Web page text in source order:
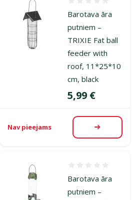
Barotava āra
putniem –
TRIXIE Fat ball
feeder with
roof, 11*25*10
cm, black
Cena
5,99 €
Nav pieejams Apskatīt
Barotava āra
putniem –